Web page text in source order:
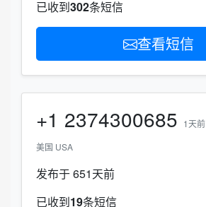
已收到302条短信
查看短信
+1 2374300685 1天前
美国 USA
发布于 651天前
已收到19条短信